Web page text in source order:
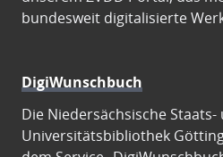
bundesweit digitalisierte
DigiWunschbuch
Die Niedersächsische Staats-
Universitätsbibliothek